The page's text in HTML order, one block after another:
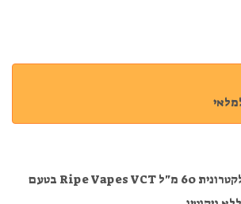
נוזל מילוי לסיגריה אלקטרונית 60 מ"ל Ripe Vapes VCT בטעם